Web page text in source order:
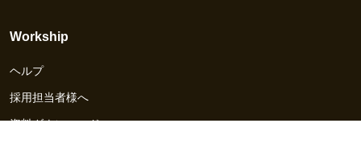
Workship
ヘルプ
採用担当者様へ
資料ダウンロード